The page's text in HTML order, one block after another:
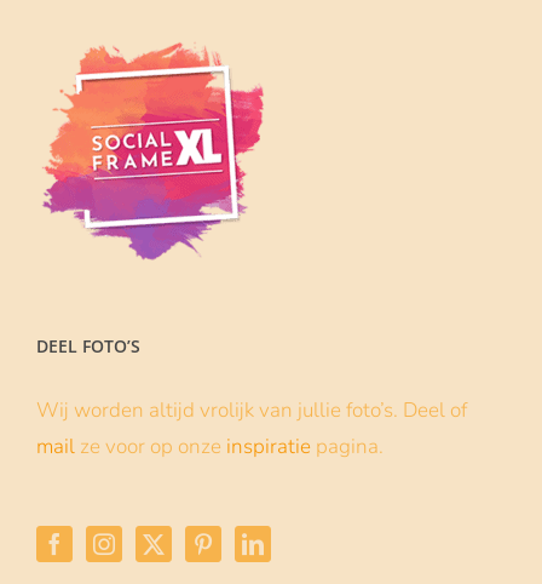
DEEL FOTO’S
Wij worden altijd vrolijk van jullie foto’s. Deel of
mail ze voor op onze inspiratie pagina.